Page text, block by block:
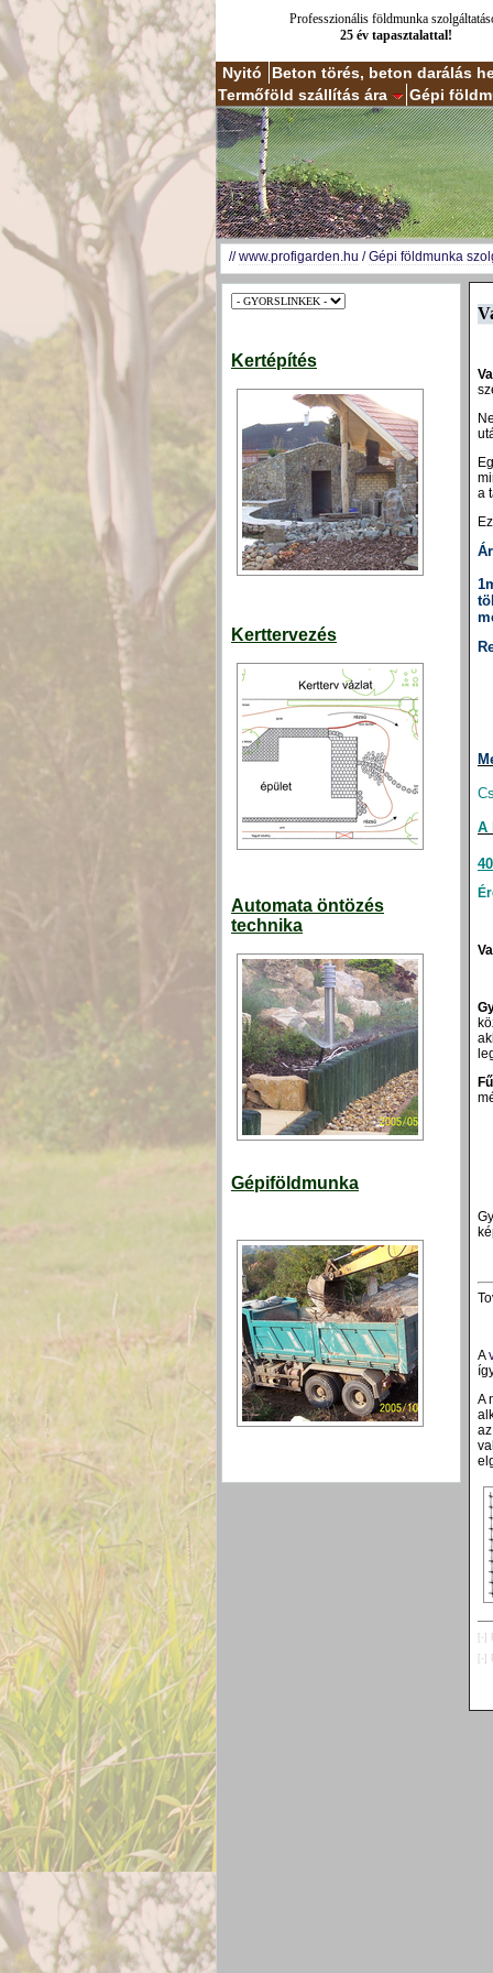
Professzionális földmunka
25 év tapasztalattal!
Nyitó
Beton törés, beton darálás
Termőföld szállítás ára
Gépi
//www.profigarden.hu /Gépi földmunka
Kertépítés
Kerttervezés
Automata öntözés
technika
Gépiföldmunka
a
A
A
A
[-]
[-]